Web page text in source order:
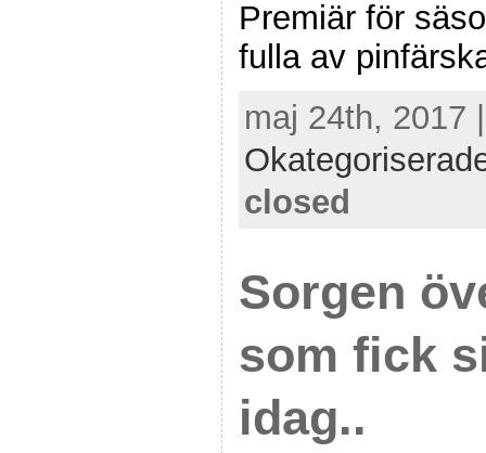
Premiär för
fulla av
maj 24th, 2017
closed
Sorgen
som fick
idag..